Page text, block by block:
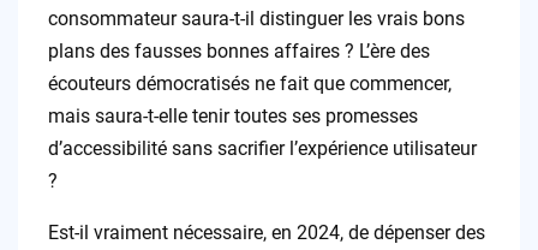
consommateur saura-t-il distinguer les vrais bons
plans des fausses bonnes affaires ? L’ère des
écouteurs démocratisés ne fait que commencer,
mais saura-t-elle tenir toutes ses promesses
d’accessibilité sans sacrifier l’expérience utilisateur
?
Est-il vraiment nécessaire, en 2024, de dépenser des